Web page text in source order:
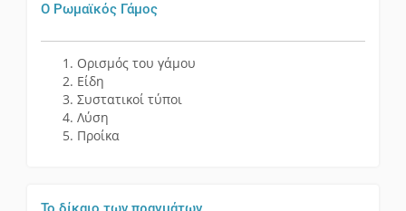
Ο Ρωμαϊκός Γάμος
Ορισμός του γάμου
Είδη
Συστατικοί τύποι
Λύση
Προίκα